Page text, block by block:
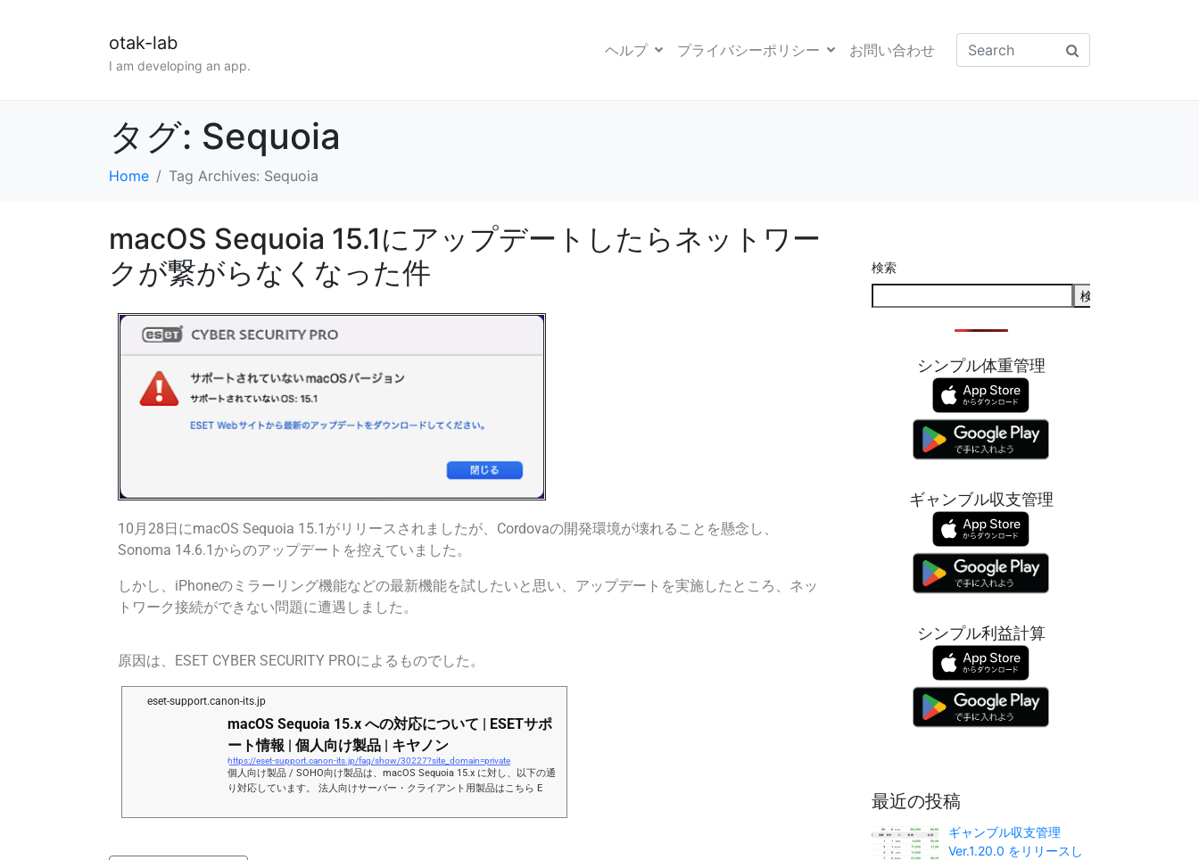
otak-lab
I am developing an app.
ヘルプ プライバシーポリシー お問い合わせ
タグ: Sequoia
Home Tag Archives: Sequoia
macOS Sequoia 15.1にアップデートしたらネットワー
クが繋がらなくなった件
10月28日にmacOS Sequoia 15.1がリリースされましたが、Cordovaの開発環境が壊れることを懸念し、
Sonoma 14.6.1からのアップデートを控えていました。
しかし、iPhoneのミラーリング機能などの最新機能を試したいと思い、アップデートを実施したところ、ネッ
トワーク接続ができない問題に遭遇しました。
原因は、ESET CYBER SECURITY PROによるものでした。
eset-support.canon-its.jp
macOS Sequoia 15.x への対応について | ESETサポ
ート情報 | 個人向け製品 | キヤノン
https://eset-support.canon-its.jp/faq/show/30227?site_domain=private
個人向け製品 / SOHO向け製品は、macOS Sequoia 15.x に対し、以下の通
り対応しています。 法人向けサーバー・クライアント用製品はこちら E
検索
検索
シンプル体重管理
ギャンブル収支管理
シンプル利益計算
最近の投稿
ギャンブル収支管理
Ver.1.20.0 をリリースし